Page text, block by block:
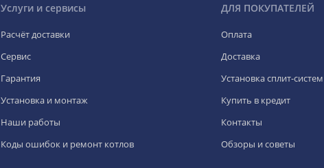
Услуги и сервисы
Расчёт доставки
Сервис
Гарантия
Установка и монтаж
Наши работы
Коды ошибок и ремонт котлов
ДЛЯ ПОКУПАТЕЛЕЙ
Оплата
Доставка
Установка сплит-систем
Купить в кредит
Контакты
Обзоры и советы